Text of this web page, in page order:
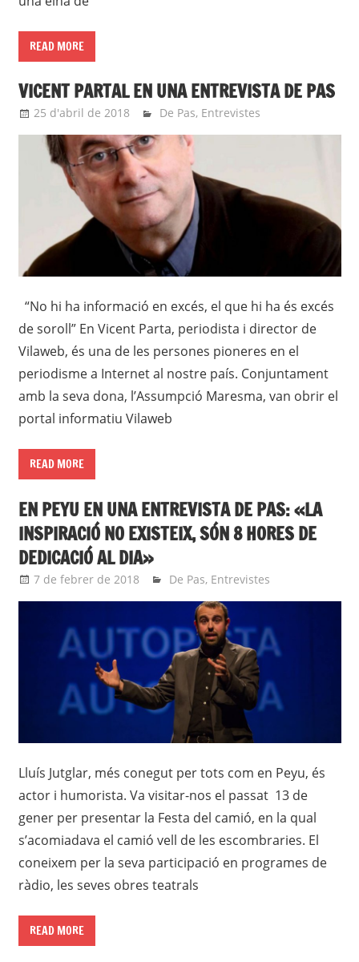
READ MORE
VICENT PARTAL EN UNA ENTREVISTA DE PAS
25 d'abril de 2018 Eli
De Pas, Entrevistes
“No hi ha informació en excés, el que hi ha és excés
de soroll” En Vicent Parta, periodista i director de
Vilaweb, és una de les persones pioneres en el
periodisme a Internet al nostre país. Conjuntament
amb la seva dona, l’Assumpció Maresma, van obrir el
portal informatiu Vilaweb
READ MORE
EN PEYU EN UNA ENTREVISTA DE PAS: «LA
INSPIRACIÓ NO EXISTEIX, SÓN 8 HORES DE
DEDICACIÓ AL DIA»
7 de febrer de 2018 Eli
De Pas, Entrevistes
Lluís Jutglar, més conegut per tots com en Peyu, és
actor i humorista. Va visitar-nos el passat 13 de
gener per presentar la Festa del camió, en la qual
s’acomiadava el camió vell de les escombraries. El
coneixem per la seva participació en programes de
ràdio, les seves obres teatrals
READ MORE